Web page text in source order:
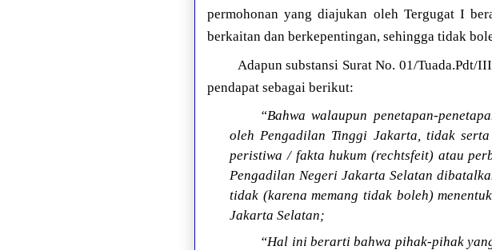
permohonan yang diajukan oleh Tergugat I
berkaitan dan berkepentingan, sehingga tidak
Adapun substansi Surat No. 01/Tuada.Pdt/
pendapat sebagai berikut:
“Bahwa walaupun penetapan-
oleh Pengadilan Tinggi Jakarta, tidak
peristiwa / fakta hukum (rechtsfeit) atau
Pengadilan Negeri Jakarta Selatan
tidak (karena memang tidak boleh)
Jakarta Selatan;
“Hal ini berarti bahwa pihak-pihak